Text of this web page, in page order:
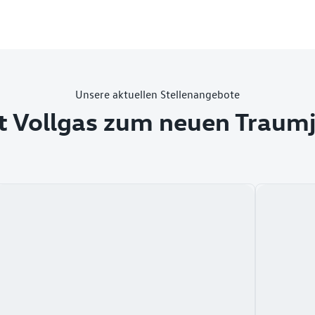
Unsere aktuellen Stellenangebote
Vollgas zum neuen